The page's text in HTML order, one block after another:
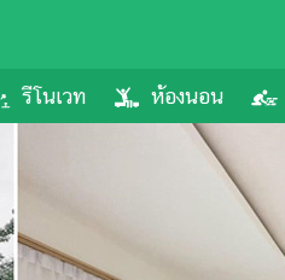
รีโนเวท ห้องนอน